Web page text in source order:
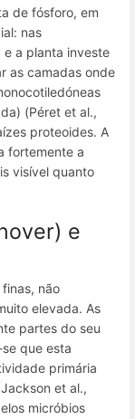
de fósforo, em
nas
a planta investe
as camadas onde
(Péret et al.,
proteoides. A
fortemente a
visível quanto
e
não
elevada. As
partes do seu
que esta
primária
et al.,
micróbios